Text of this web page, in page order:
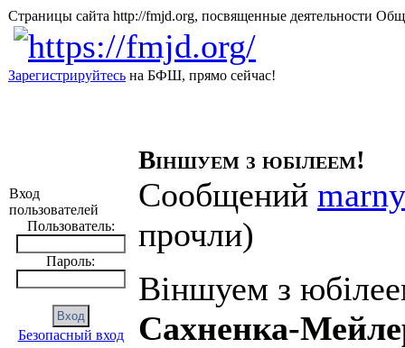
Страницы сайта http://fmjd.org, посвященные
Зарегистрируйтесь на БФШ, прямо сейчас!
Вход
пользователей
Пользователь:
Пароль:
Безопасный вход
Віншуем з юбілеем!
Сообщений marny
прочли)
Віншуем з
Сахненка-